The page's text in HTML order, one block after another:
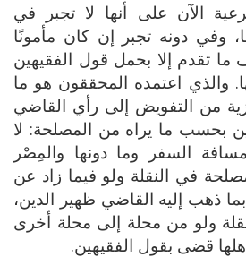
الآن على أنها لا تجبر في
وفي دونه تجبر إن كان مأمونًا
ما تقدم إلا بحمل قول الفقيهين
والذي اعتمده المحققون هو ما
من التفويض إلى رأي القاضي
بحسب ما يراه من المصلحة: لا
السفر وما دونها والمِصْر
في النقلة ولو فيما زاد عن
ذهب إليه القاضي ظهير الدين،
ولو من محلة إلى محلة أخرى
قضى بقول الفقيهين.